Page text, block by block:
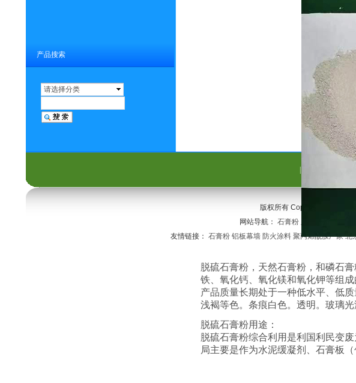
产品搜索
请选择分类
脱硫石膏粉，天然石膏粉，和磷石
铁、氧化钙、氧化镁和氧化钾等组
产品质量长期处于一种低水平、低
浅褐等色。条痕白色。透明。玻璃
脱硫石膏粉用途：
脱硫石膏粉综合利用是利国利民变
局主要是作为水泥缓凝剂、石膏板
版权所有 Copyright(C) 衡水
网站导航： 石膏粉
友情链接： 石膏粉 铝板幕墙 防火涂料 聚丙烯酰胺厂家 北